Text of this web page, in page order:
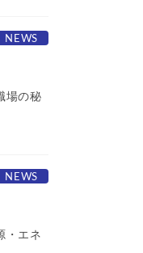
NEWS
場の秘
NEWS
・エネ